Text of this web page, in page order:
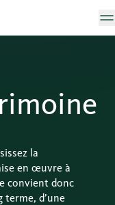
la
en œuvre à
convient donc
terme, d’une